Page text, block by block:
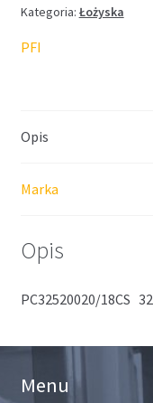
Kategoria: Łożyska
PFI
Opis
Marka
Opis
PC32520020/18CS
Menu